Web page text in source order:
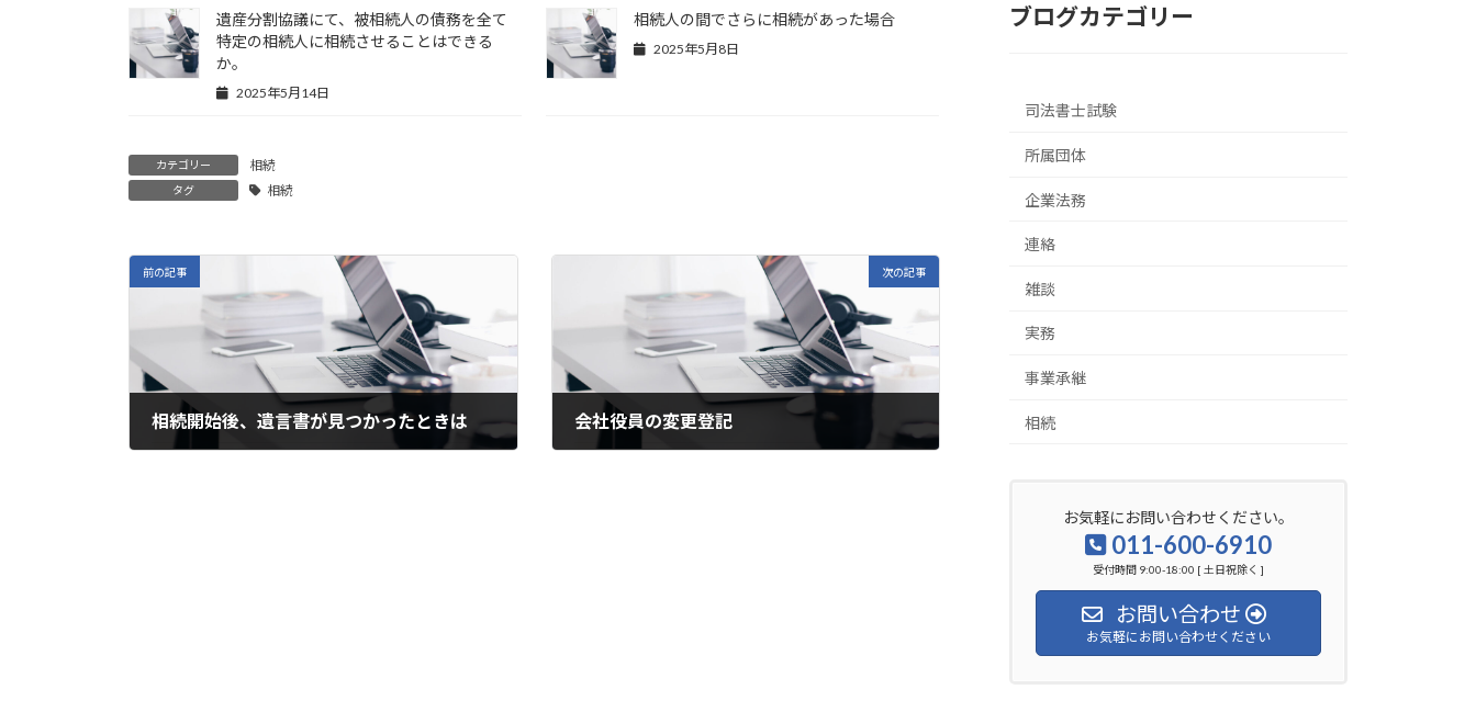
遺産分割協議にて、被相続人の債務を全て
特定の相続人に相続させることはできる
か。
2025年5月14日
相続人の間でさらに相続があった場合
2025年5月8日
カテゴリー 相続
タグ 相続
前の記事
相続開始後、遺言書が見つかったときは
次の記事
会社役員の変更登記
ブログカテゴリー
司法書士試験
所属団体
企業法務
連絡
雑談
実務
事業承継
相続
お気軽にお問い合わせください。
011-600-6910
受付時間 9:00-18:00 [ 土日祝除く ]
お問い合わせ
お気軽にお問い合わせください